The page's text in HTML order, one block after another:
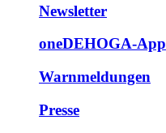
Newsletter
oneDEHOGA-App
Warnmeldungen
Presse